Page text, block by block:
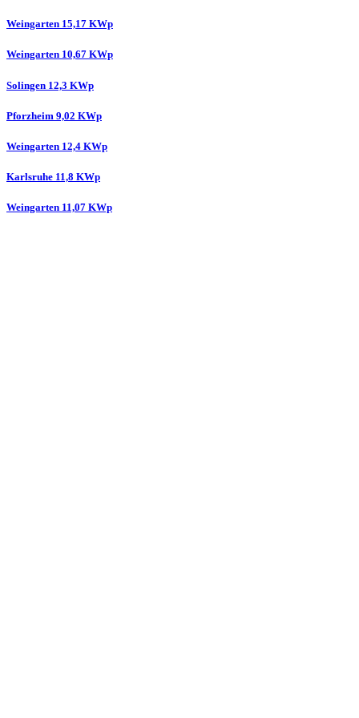
Weingarten 15,17 KWp
Weingarten 10,67 KWp
Solingen 12,3 KWp
Pforzheim 9,02 KWp
Weingarten 12,4 KWp
Karlsruhe 11,8 KWp
Weingarten 11,07 KWp